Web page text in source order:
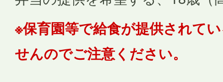
※保育園等で給食が提供されて
せんのでご注意ください。